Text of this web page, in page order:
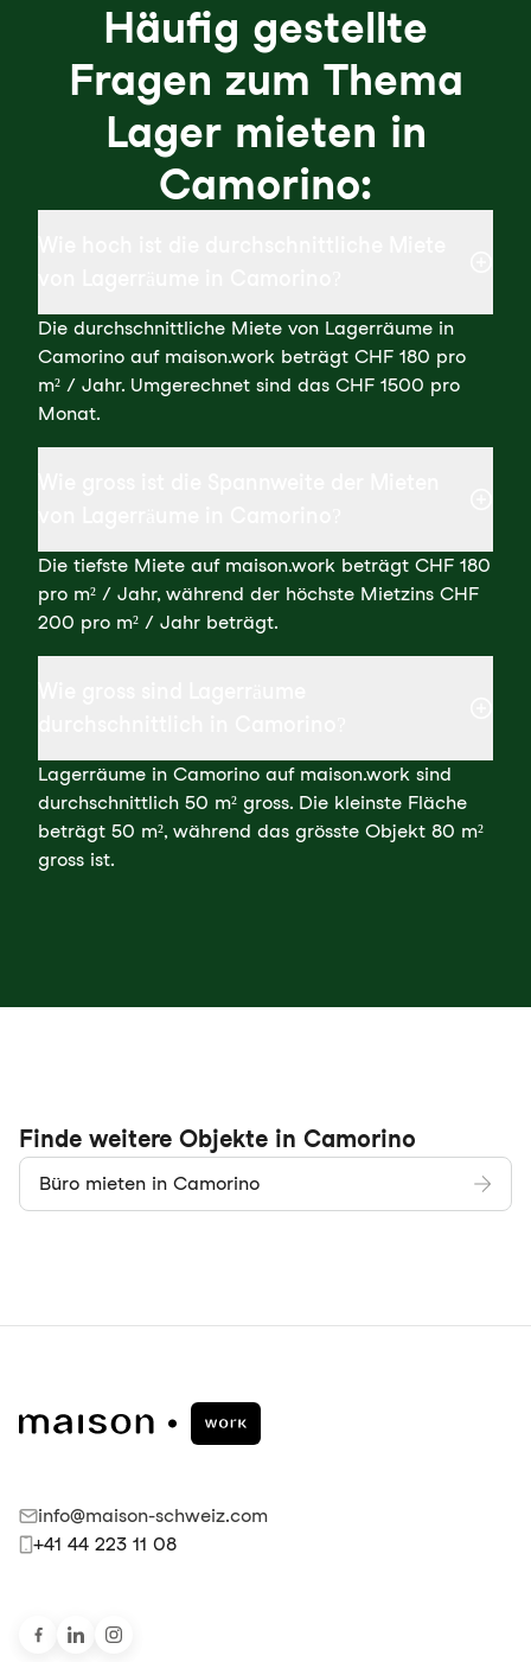
Häufig gestellte
Fragen zum Thema
Lager mieten in
Camorino:
Die durchschnittliche Miete von Lagerräume in
Camorino auf maison.work beträgt CHF 180 pro
m² / Jahr. Umgerechnet sind das CHF 1500 pro
Monat.
Die tiefste Miete auf maison.work beträgt CHF 180
pro m² / Jahr, während der höchste Mietzins CHF
200 pro m² / Jahr beträgt.
Lagerräume in Camorino auf maison.work sind
durchschnittlich 50 m² gross. Die kleinste Fläche
beträgt 50 m², während das grösste Objekt 80 m²
gross ist.
Finde weitere Objekte in Camorino
Büro mieten in Camorino
info@maison-schweiz.com
+41 44 223 11 08